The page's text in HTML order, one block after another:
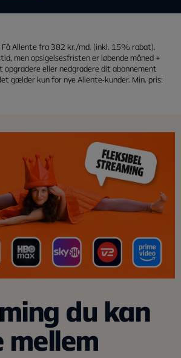
Få Allente fra 382 kr./md. (inkl. 15% rabat).
men opsigelsesfristen er løbende måned +
opgradere eller nedgradere dit abonnement
gælder kun for nye Allente-kunder. Min. pris:
du kan